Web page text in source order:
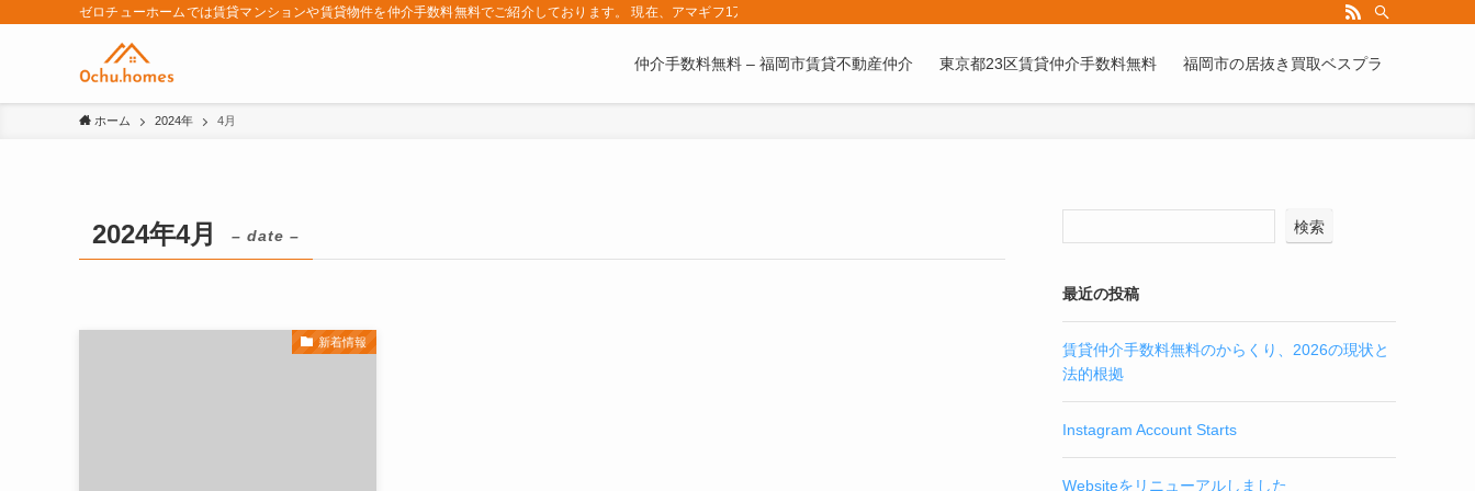
ゼロチューホームでは賃貸マンションや賃貸物件を仲介手数料無料でご紹介しております。 現在、アマギフ1万円プレゼントキャンペーン中です。ブランドアンバサダー（有償）も同時募集中！まずはお問い合わせをお待ちしており
仲介手数料無料 – 福岡市賃貸不動産仲介 東京都23区賃貸仲介手数料無料 福岡市の居抜き買取ベスプラ
ホーム 2024年 4月
2024年4月 – date –
新着情報
検索
最近の投稿
賃貸仲介手数料無料のからくり、2026の現状と
法的根拠
Instagram Account Starts
Websiteをリニューアルしました